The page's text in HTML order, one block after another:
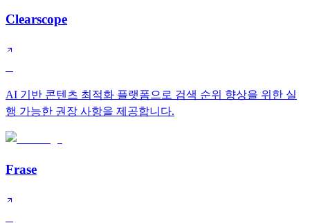
Clearscope
AI 기반 콘텐츠 최적화 플랫폼으로 검색 순위 향상을 위한 실
행 가능한 권장 사항을 제공합니다.
Frase